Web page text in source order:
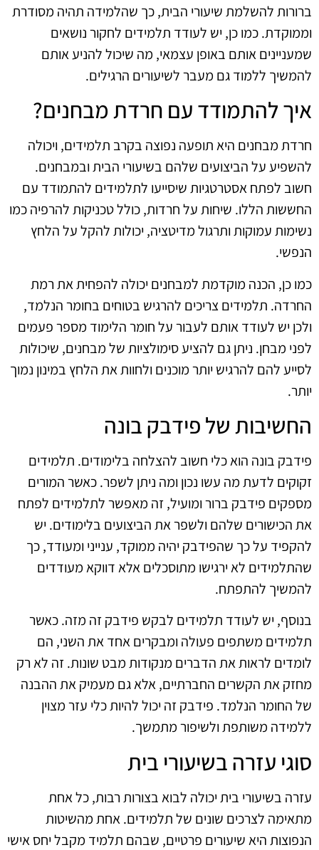
ברורות להשלמת שיעורי הבית, כך שהלמידה תהיה מסודרת
וממוקדת. כמו כן, יש לעודד תלמידים לחקור נושאים
שמעניינים אותם באופן עצמאי, מה שיכול להניע אותם
להמשיך ללמוד גם מעבר לשיעורים הרגילים.
איך להתמודד עם חרדת מבחנים?
חרדת מבחנים היא תופעה נפוצה בקרב תלמידים, ויכולה
להשפיע על הביצועים שלהם בשיעורי הבית ובמבחנים.
חשוב לפתח אסטרטגיות שיסייעו לתלמידים להתמודד עם
החששות הללו. שיחות על חרדות, כולל טכניקות להרפיה כמו
נשימות עמוקות ותרגול מדיטציה, יכולות להקל על הלחץ
הנפשי.
כמו כן, הכנה מוקדמת למבחנים יכולה להפחית את רמת
החרדה. תלמידים צריכים להרגיש בטוחים בחומר הנלמד,
ולכן יש לעודד אותם לעבור על חומר הלימוד מספר פעמים
לפני מבחן. ניתן גם להציע סימולציות של מבחנים, שיכולות
לסייע להם להרגיש יותר מוכנים ולחוות את הלחץ במינון נמוך
יותר.
החשיבות של פידבק בונה
פידבק בונה הוא כלי חשוב להצלחה בלימודים. תלמידים
זקוקים לדעת מה עשו נכון ומה ניתן לשפר. כאשר המורים
מספקים פידבק ברור ומועיל, זה מאפשר לתלמידים לפתח
את הכישורים שלהם ולשפר את הביצועים בלימודים. יש
להקפיד על כך שהפידבק יהיה ממוקד, ענייני ומעודד, כך
שהתלמידים לא ירגישו מתוסכלים אלא דווקא מעודדים
להמשיך להתפתח.
בנוסף, יש לעודד תלמידים לבקש פידבק זה מזה. כאשר
תלמידים משתפים פעולה ומבקרים אחד את השני, הם
לומדים לראות את הדברים מנקודות מבט שונות. זה לא רק
מחזק את הקשרים החברתיים, אלא גם מעמיק את ההבנה
של החומר הנלמד. פידבק זה יכול להיות כלי עזר מצוין
ללמידה משותפת ולשיפור מתמשך.
סוגי עזרה בשיעורי בית
עזרה בשיעורי בית יכולה לבוא בצורות רבות, כל אחת
מתאימה לצרכים שונים של תלמידים. אחת מהשיטות
הנפוצות היא שיעורים פרטיים, שבהם תלמיד מקבל יחס אישי